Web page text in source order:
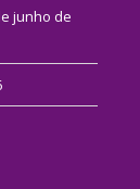
junho de